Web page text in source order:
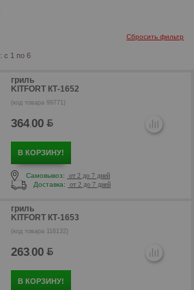
Сбросить фильтр
с 1 по 6
гриль
KITFORT КТ-1652
(код товара 99771)
364.00
В КОРЗИНУ!
Самовывоз:
от 2 до 7 дней
Доставка:
от 2 до 7 дней
гриль
KITFORT КТ-1653
(код товара 116132)
263.00
В КОРЗИНУ!